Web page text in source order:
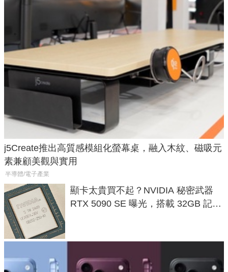
j5Create推出高質感模組化螢幕桌，融入木紋、磁吸元
素兼顧美觀與實用
半導體/電子產業
顯卡太貴買不起？NVIDIA 秘密武器
RTX 5090 SE 曝光，搭載 32GB 記憶